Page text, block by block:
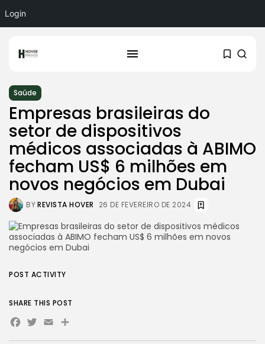
Login
Saúde
Empresas brasileiras do
setor de dispositivos
médicos associadas à ABIMO
fecham US$ 6 milhões em
novos negócios em Dubai
BYREVISTA HOVER 26 DE FEVEREIRO DE 2024
POST ACTIVITY
SHARE THIS POST
Facebook
Twitter
EmailShare